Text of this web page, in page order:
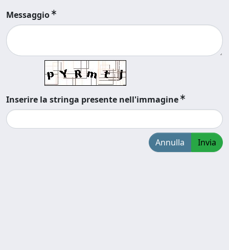
Messaggio
Inserire la stringa presente nell'immagine
Annulla Invia